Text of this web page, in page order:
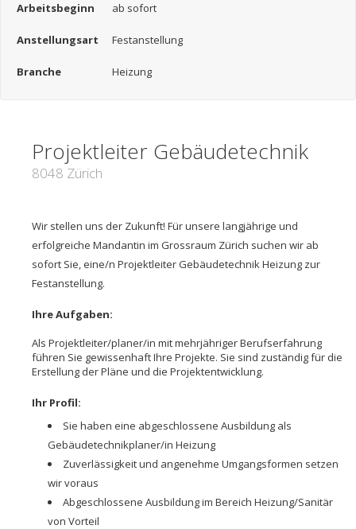
Arbeitsbeginn ab sofort
Anstellungsart Festanstellung
Branche Heizung
Projektleiter Gebäudetechnik
8048 Zürich
Wir stellen uns der Zukunft! Für unsere langjährige und
erfolgreiche Mandantin im Grossraum Zürich suchen wir ab
sofort Sie, eine/n Projektleiter Gebäudetechnik Heizung zur
Festanstellung.
Ihre Aufgaben:
Als Projektleiter/planer/in mit mehrjähriger Berufserfahrung
führen Sie gewissenhaft Ihre Projekte. Sie sind zuständig für die
Erstellung der Pläne und die Projektentwicklung.
Ihr Profil:
Sie haben eine abgeschlossene Ausbildung als
Gebäudetechnikplaner/in Heizung
Zuverlässigkeit und angenehme Umgangsformen setzen
wir voraus
Abgeschlossene Ausbildung im Bereich Heizung/Sanitär
von Vorteil